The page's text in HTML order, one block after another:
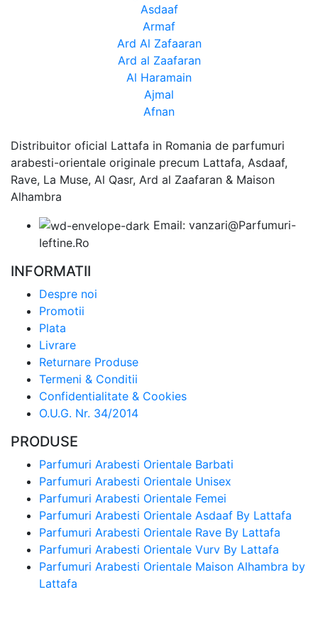
Asdaaf
Armaf
Ard Al Zafaaran
Ard al Zaafaran
Al Haramain
Ajmal
Afnan
Distribuitor oficial Lattafa in Romania de parfumuri
arabesti-orientale originale precum Lattafa, Asdaaf,
Rave, La Muse, Al Qasr, Ard al Zaafaran & Maison
Alhambra
Email: vanzari@Parfumuri-
Ieftine.Ro
INFORMATII
Despre noi
Promotii
Plata
Livrare
Returnare Produse
Termeni & Conditii
Confidentialitate & Cookies
O.U.G. Nr. 34/2014
PRODUSE
Parfumuri Arabesti Orientale Barbati
Parfumuri Arabesti Orientale Unisex
Parfumuri Arabesti Orientale Femei
Parfumuri Arabesti Orientale Asdaaf By Lattafa
Parfumuri Arabesti Orientale Rave By Lattafa
Parfumuri Arabesti Orientale Vurv By Lattafa
Parfumuri Arabesti Orientale Maison Alhambra by
Lattafa